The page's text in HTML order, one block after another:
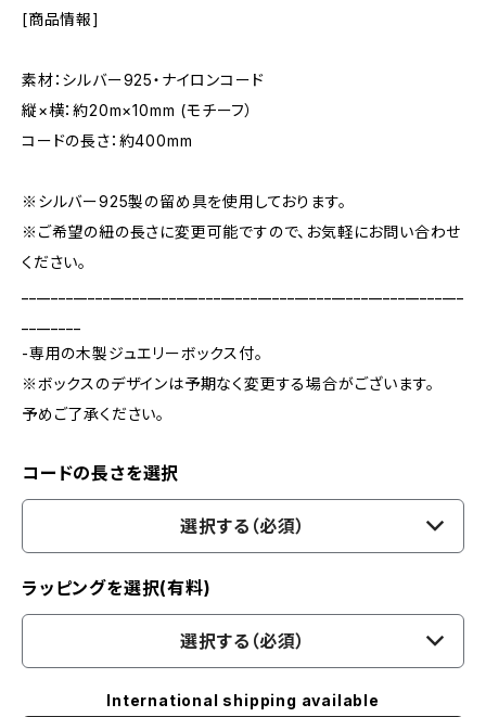
[商品情報]
素材：シルバー925・ナイロンコード
縦×横：約20m×10mm (モチーフ）
コードの長さ：約400mm
※シルバー925製の留め具を使用しております。
※ご希望の紐の長さに変更可能ですので、お気軽にお問い合わせ
ください。
-専用の木製ジュエリーボックス付。
※ボックスのデザインは予期なく変更する場合がございます。
予めご了承ください。
コードの長さを選択
選択する（必須）
ラッピングを選択(有料)
選択する（必須）
International shipping available